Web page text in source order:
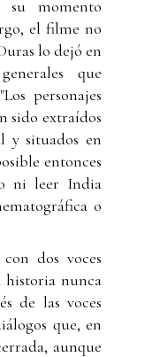
su momento
el filme no
lo dejó en
que
personajes
sido extraídos
y situados en
entonces
ni leer India
o
dos voces
historia nunca
de las voces
que, en
aunque